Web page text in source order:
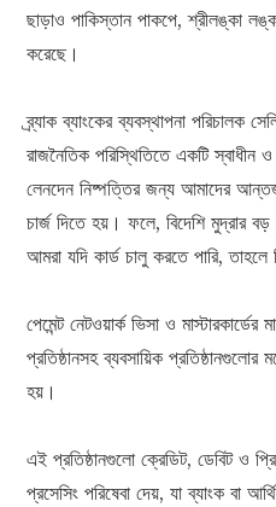
ছাড়াও পাকিস্তান পাকপে, শ্রীলঙ্কা
করেছে।
ব্র্যাক ব্যাংকের ব্যবস্থাপনা পরিচালক
রাজনৈতিক পরিস্থিতিতে একটি স্বাধীন
লেনদেন নিষ্পত্তির জন্য আমাদের
চার্জ দিতে হয়। ফলে, বিদেশি মুদ্রার
আমরা যদি কার্ড চালু করতে পারি, তাহলে
পেমেন্ট নেটওয়ার্ক ভিসা ও
প্রতিষ্ঠানসহ ব্যবসায়িক প্রতিষ্ঠানগুলোর
হয়।
এই প্রতিষ্ঠানগুলো ক্রেডিট, ডেবিট ও
প্রসেসিং পরিষেবা দেয়, যা ব্যাংক বা